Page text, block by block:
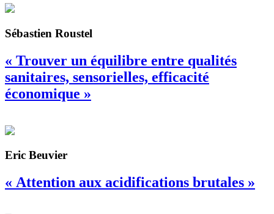
Sébastien Roustel
« Trouver un équilibre entre qualités
sanitaires, sensorielles, efficacité
économique »
Eric Beuvier
« Attention aux acidifications brutales »